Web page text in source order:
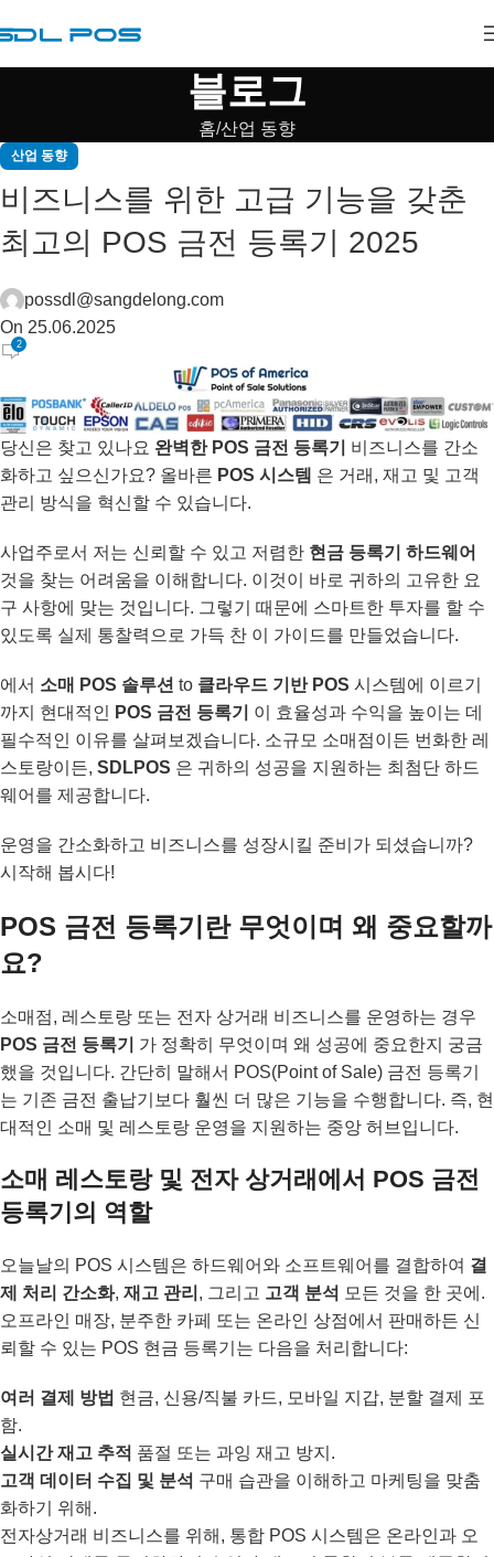
블로그
홈 산업 동향
산업 동향
비즈니스를 위한 고급 기능을 갖춘
최고의 POS 금전 등록기 2025
possdl@sangdelong.com
On 25.06.2025
2
당신은 찾고 있나요 완벽한 POS 금전 등록기
비즈니스를 간소
화하고 싶으신가요? 올바른 POS 시스템 은 거래, 재고 및 고객
관리 방식을 혁신할 수 있습니다.
사업주로서 저는 신뢰할 수 있고 저렴한 현금 등록기 하드웨어
것을 찾는 어려움을 이해합니다. 이것이 바로 귀하의 고유한 요
구 사항에 맞는 것입니다. 그렇기 때문에 스마트한 투자를 할 수
있도록 실제 통찰력으로 가득 찬 이 가이드를 만들었습니다.
에서 소매 POS 솔루션 to 클라우드 기반 POS 시스템에 이르기
까지 현대적인 POS 금전 등록기
이 효율성과 수익을 높이는 데
필수적인 이유를 살펴보겠습니다. 소규모 소매점이든 번화한 레
스토랑이든, SDLPOS 은 귀하의 성공을 지원하는 최첨단 하드
웨어를 제공합니다.
운영을 간소화하고 비즈니스를 성장시킬 준비가 되셨습니까?
시작해 봅시다!
POS 금전 등록기란 무엇이며 왜 중요할까
요?
소매점, 레스토랑 또는 전자 상거래 비즈니스를 운영하는 경우
POS 금전 등록기
가 정확히 무엇이며 왜 성공에 중요한지 궁금
했을 것입니다. 간단히 말해서 POS(Point of Sale) 금전 등록기
는 기존 금전 출납기보다 훨씬 더 많은 기능을 수행합니다. 즉, 현
대적인 소매 및 레스토랑 운영을 지원하는 중앙 허브입니다.
소매 레스토랑 및 전자 상거래에서 POS 금전
등록기의 역할
오늘날의 POS 시스템은 하드웨어와 소프트웨어를 결합하여 결
제 처리 간소화, 재고 관리 , 그리고 고객 분석 모든 것을 한 곳에.
오프라인 매장, 분주한 카페 또는 온라인 상점에서 판매하든 신
뢰할 수 있는 POS 현금 등록기는 다음을 처리합니다:
여러 결제 방법 현금, 신용/직불 카드, 모바일 지갑, 분할 결제 포
함.
실시간 재고 추적 품절 또는 과잉 재고 방지.
고객 데이터 수집 및 분석 구매 습관을 이해하고 마케팅을 맞춤
화하기 위해.
전자상거래 비즈니스를 위해, 통합 POS 시스템은 온라인과 오